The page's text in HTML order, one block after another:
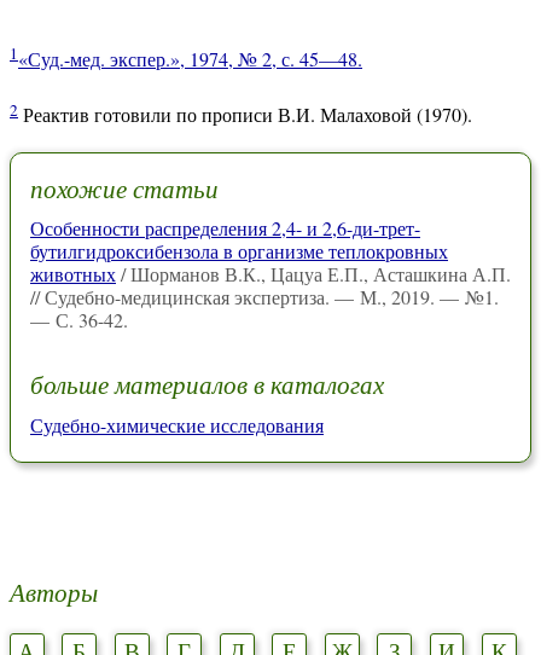
1«Суд.-мед. экспер.», 1974, № 2, с. 45—48.
2 Реактив готовили по прописи В.И. Малаховой (1970).
похожие статьи
Особенности распределения 2,4- и 2,6-ди-трет-
бутилгидроксибензола в организме теплокровных
животных/ Шорманов В.К., Цацуа Е.П., Асташкина А.П.
// Судебно-медицинская экспертиза. — М., 2019. — №1.
— С. 36-42.
больше материалов в каталогах
Судебно-химические исследования
Авторы